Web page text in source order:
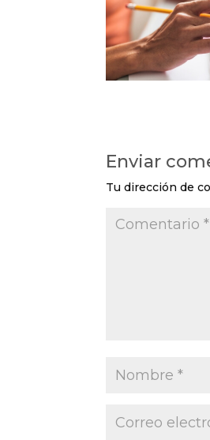
Enviar
Tu dirección de